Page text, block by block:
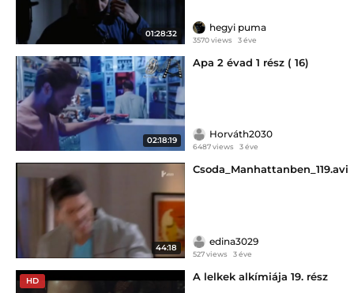
01:28:32
hegyi puma
3570 views 3 éve
02:18:19
Apa 2 évad 1 rész ( 16)
Horváth2030
6487 views 3 éve
44:18
Csoda_Manhattanben_119.avi
edina3029
527 views 3 éve
HD A lelkek alkímiája 19. rész